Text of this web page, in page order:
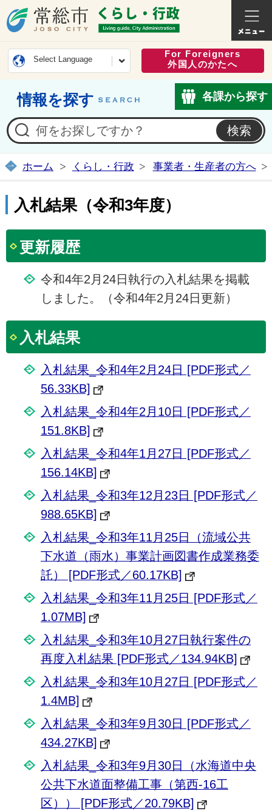
常総市公式ホームページ
くらし
Select Language
For Foreigners
外国人のかたへ
情報を探す 各課から探す
ホーム くらし・行政 事業者・生産者の方へ
入札結果（令和3年度）
更新履歴
令和4年2月24日執行の入札結果を掲載
しました。（令和4年2月24日更新）
入札結果
入札結果_令和4年2月24日 [PDF形式／
56.33KB]
入札結果_令和4年2月10日 [PDF形式／
151.8KB]
入札結果_令和4年1月27日 [PDF形式／
156.14KB]
入札結果_令和3年12月23日 [PDF形式／
988.65KB]
入札結果_令和3年11月25日（流域公共
下水道（雨水）事業計画図書作成業務委
託） [PDF形式／60.17KB]
入札結果_令和3年11月25日 [PDF形式／
1.07MB]
入札結果_令和3年10月27日執行案件の
再度入札結果 [PDF形式／134.94KB]
入札結果_令和3年10月27日 [PDF形式／
1.4MB]
入札結果_令和3年9月30日 [PDF形式／
434.27KB]
入札結果_令和3年9月30日（水海道中央
公共下水道面整備工事（第西-16工
区）） [PDF形式／20.79KB]